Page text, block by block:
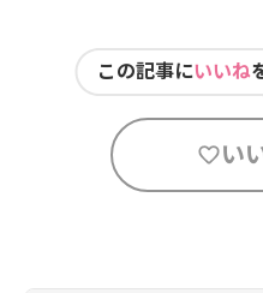
この記事にいいね
い